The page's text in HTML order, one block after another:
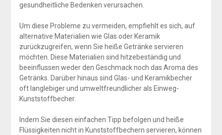
gesundheitliche Bedenken verursachen.
Um diese Probleme zu vermeiden, empfiehlt es sich, auf
alternative Materialien wie Glas oder Keramik
zurückzugreifen, wenn Sie heiße Getränke servieren
möchten. Diese Materialien sind hitzebeständig und
beeinflussen weder den Geschmack noch das Aroma des
Getränks. Darüber hinaus sind Glas- und Keramikbecher
oft langlebiger und umweltfreundlicher als Einweg-
Kunststoffbecher.
Indem Sie diesen einfachen Tipp befolgen und heiße
Flüssigkeiten nicht in Kunststoffbechern servieren, können